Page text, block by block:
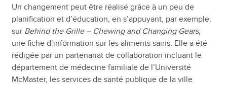
Un changement peut être réalisé grâce à un peu de
planification et d’éducation, en s’appuyant, par exemple,
sur Behind the Grille – Chewing and Changing Gears,
une fiche d’information sur les aliments sains. Elle a été
rédigée par un partenariat de collaboration incluant le
département de médecine familiale de l’Université
McMaster, les services de santé publique de la ville